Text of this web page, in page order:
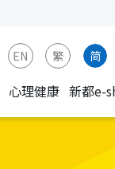
EN 繁 简
心理健康 新都e-